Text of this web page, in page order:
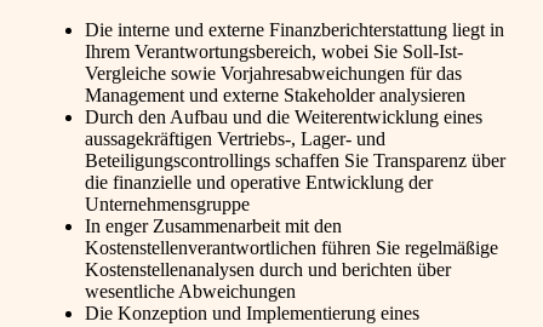
Die interne und externe Finanzberichterstattung liegt in
Ihrem Verantwortungsbereich, wobei Sie Soll-Ist-
Vergleiche sowie Vorjahresabweichungen für das
Management und externe Stakeholder analysieren
Durch den Aufbau und die Weiterentwicklung eines
aussagekräftigen Vertriebs-, Lager- und
Beteiligungscontrollings schaffen Sie Transparenz über
die finanzielle und operative Entwicklung der
Unternehmensgruppe
In enger Zusammenarbeit mit den
Kostenstellenverantwortlichen führen Sie regelmäßige
Kostenstellenanalysen durch und berichten über
wesentliche Abweichungen
Die Konzeption und Implementierung eines